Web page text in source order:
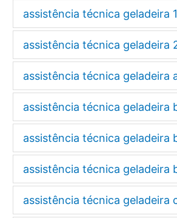
assistência técnica geladeira
assistência técnica geladeira
assistência técnica geladeira
assistência técnica geladeira
assistência técnica geladeira
assistência técnica geladeira
assistência técnica geladeira